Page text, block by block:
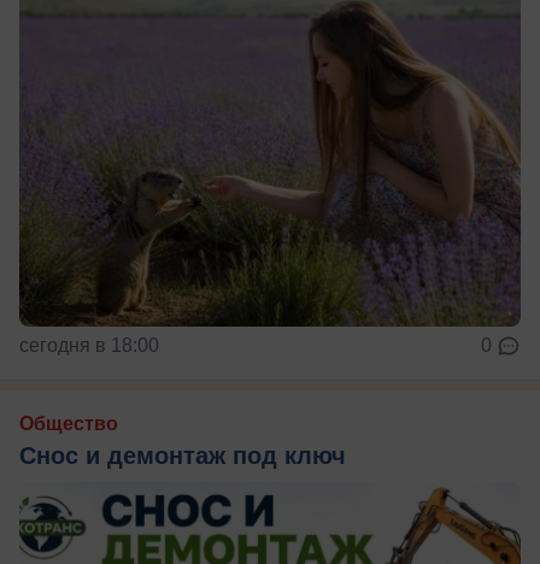
сегодня в 18:00 0
Общество
Снос и демонтаж под ключ